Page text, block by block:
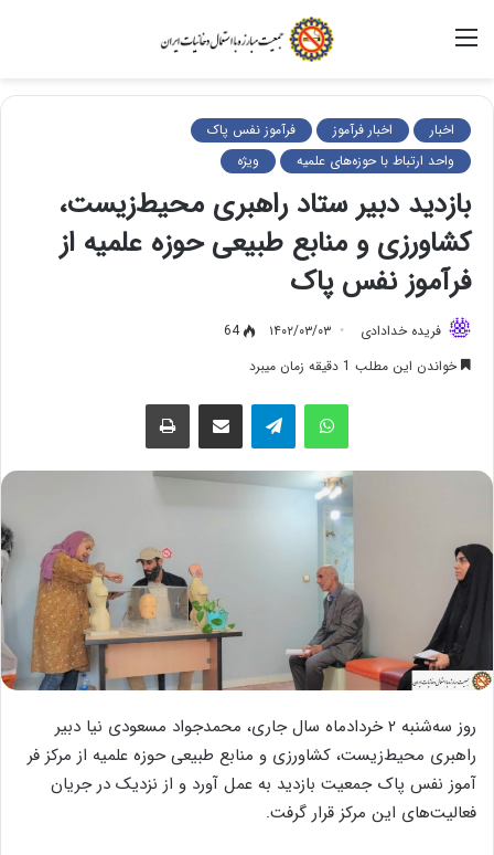
اخبار اخبار فرآموز
فرآموز نفس پاک
واحد ارتباط با حوزه‌های علمیه
ویژه
بازدید دبیر ستاد راهبری محیط‌زیست،
کشاورزی و منابع طبیعی حوزه علمیه از
فرآموز نفس پاک
فریده خدادادی ۱۴۰۲/۰۳/۰۳
64
خواندن این مطلب 1 دقیقه زمان میبرد
واتس آپ اشتراک گذاری از طریق ایمیل
روز سه‌شنبه ۲ خردادماه سال جاری، محمدجواد مسعودی نیا دبیر
راهبری محیط‌زیست، کشاورزی و منابع طبیعی حوزه علمیه از مرکز فر
آموز نفس پاک جمعیت بازدید به عمل آورد و از نزدیک در جریان
فعالیت‌های این مرکز قرار گرفت.